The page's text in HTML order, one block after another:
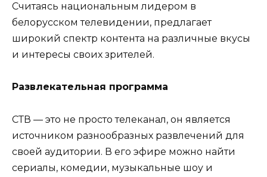
Считаясь национальным лидером в
белорусском телевидении, предлагает
широкий спектр контента на различные вкусы
и интересы своих зрителей.
Развлекательная программа
СТВ — это не просто телеканал, он является
источником разнообразных развлечений для
своей аудитории. В его эфире можно найти
сериалы, комедии, музыкальные шоу и